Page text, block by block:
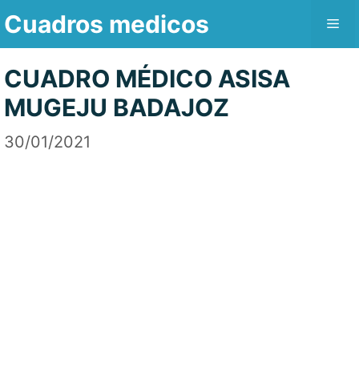
Saltar
contenido
Cuadros medicos
CUADRO MÉDICO ASISA
MUGEJU BADAJOZ
30/01/2021